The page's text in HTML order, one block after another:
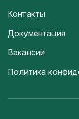
Контакты
Документация
Вакансии
Политика